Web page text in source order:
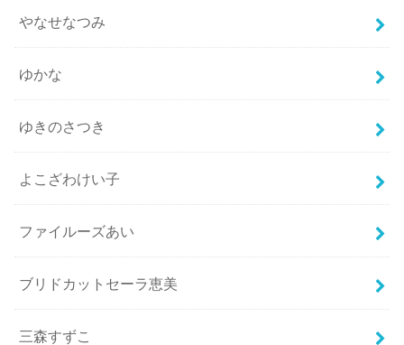
やなせなつみ
ゆかな
ゆきのさつき
よこざわけい子
ファイルーズあい
ブリドカットセーラ恵美
三森すずこ